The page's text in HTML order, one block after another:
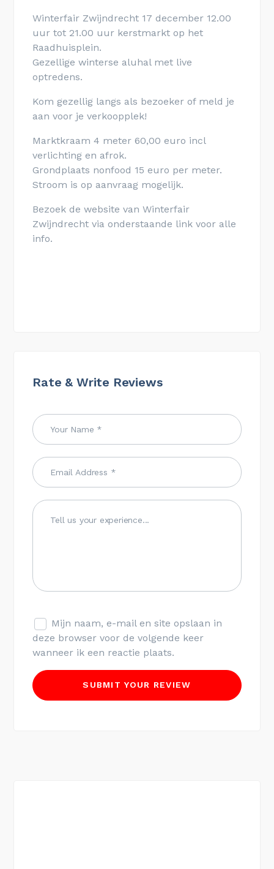
Winterfair Zwijndrecht 17 december 12.00
uur tot 21.00 uur kerstmarkt op het
Raadhuisplein.
Gezellige winterse aluhal met live
optredens.
Kom gezellig langs als bezoeker of meld je
aan voor je verkoopplek!
Marktkraam 4 meter 60,00 euro incl
verlichting en afrok.
Grondplaats nonfood 15 euro per meter.
Stroom is op aanvraag mogelijk.
Bezoek de website van Winterfair
Zwijndrecht via onderstaande link voor alle
info.
Rate & Write Reviews
Mijn naam, e-mail en site opslaan in
deze browser voor de volgende keer
wanneer ik een reactie plaats.